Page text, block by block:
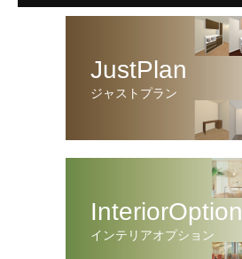
JustPlan
ジャストプラン
InteriorOption
インテリアオプション